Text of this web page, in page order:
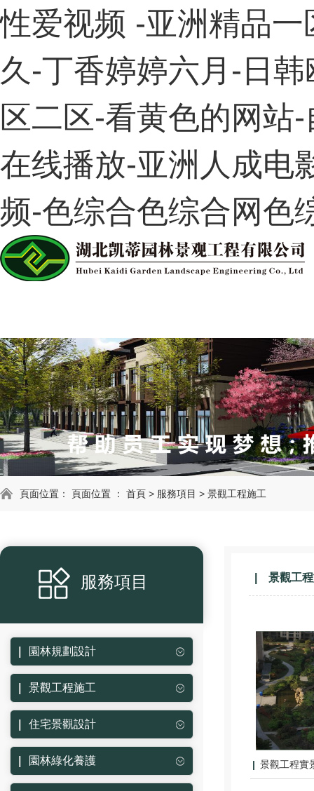
性爱视频 -亚洲精品
久-丁香婷婷六月-日
区二区-看黄色的网站
在线播放-亚洲人成电
频-色综合色综合网色
頁面位置： 頁面位置 ： 首頁 > 服務項目 > 景觀工程施工
服務項目
園林規劃設計
景觀工程施工
住宅景觀設計
園林綠化養護
景觀工
景觀工程實